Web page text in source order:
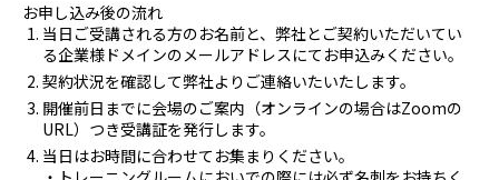
お申し込み後の流れ
当日ご受講される方のお名前と、弊社とご契約いただいてい
る企業様ドメインのメールアドレスにてお申込みください。
契約状況を確認して弊社よりご連絡いたいたします。
開催前日までに会場のご案内（オンラインの場合はZoomの
URL）つき受講証を発行します。
当日はお時間に合わせてお集まりください。